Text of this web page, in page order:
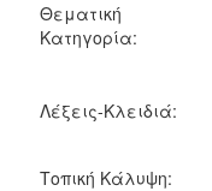
Θεματική
Κατηγορία:
Λέξεις-Κλειδιά:
Τοπική Κάλυψη: